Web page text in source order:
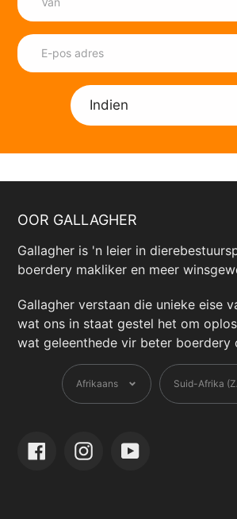
Indien
OOR GALLAGHER
Gallagher is 'n leier in
boerdery makliker en meer
Gallagher verstaan ​​die unieke eise
wat ons in staat gestel het om
wat geleenthede vir beter boerdery
Taal
Afrikaans Suid-Afrika
FacebookInstagramYouTube